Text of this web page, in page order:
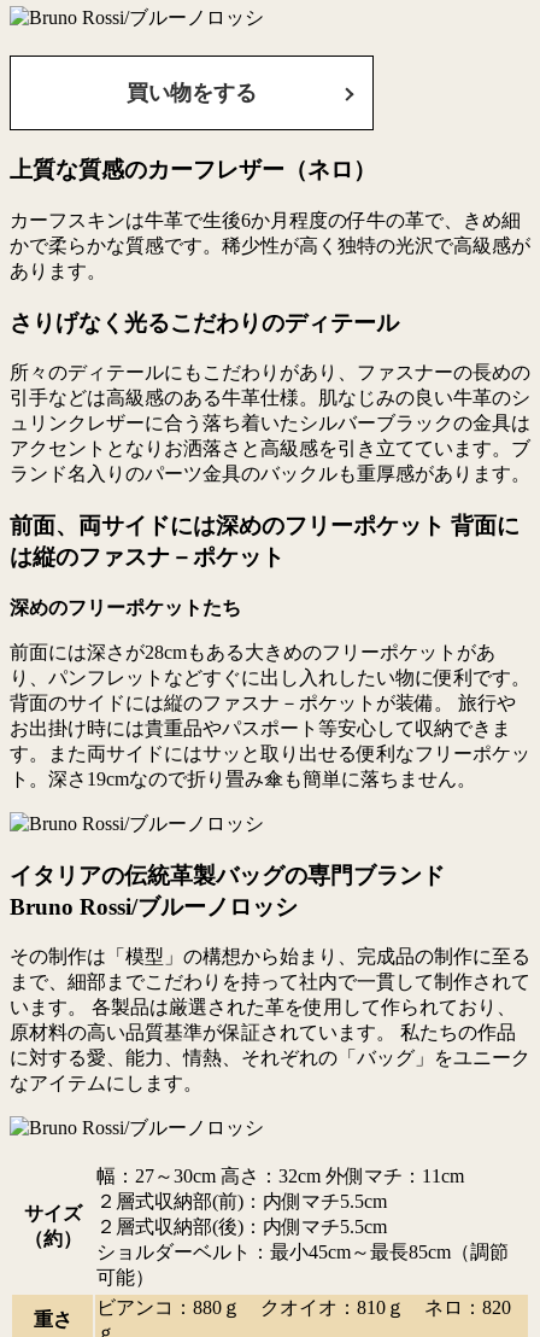
買い物をする
上質な質感のカーフレザー（ネロ）
カーフスキンは牛革で生後6か月程度の仔牛の革で、きめ細
かで柔らかな質感です。稀少性が高く独特の光沢で高級感が
あります。
さりげなく光るこだわりのディテール
所々のディテールにもこだわりがあり、ファスナーの長めの
引手などは高級感のある牛革仕様。肌なじみの良い牛革のシ
ュリンクレザーに合う落ち着いたシルバーブラックの金具は
アクセントとなりお洒落さと高級感を引き立てています。ブ
ランド名入りのパーツ金具のバックルも重厚感があります。
前面、両サイドには深めのフリーポケット 背面に
は縦のファスナ－ポケット
深めのフリーポケットたち
前面には深さが28cmもある大きめのフリーポケットがあ
り、パンフレットなどすぐに出し入れしたい物に便利です。
背面のサイドには縦のファスナ－ポケットが装備。 旅行や
お出掛け時には貴重品やパスポート等安心して収納できま
す。また両サイドにはサッと取り出せる便利なフリーポケッ
ト。深さ19cmなので折り畳み傘も簡単に落ちません。
イタリアの伝統革製バッグの専門ブランド
Bruno Rossi/ブルーノロッシ
その制作は「模型」の構想から始まり、完成品の制作に至る
まで、細部までこだわりを持って社内で一貫して制作されて
います。 各製品は厳選された革を使用して作られており、
原材料の高い品質基準が保証されています。 私たちの作品
に対する愛、能力、情熱、それぞれの「バッグ」をユニーク
なアイテムにします。
サイズ
（約）
幅：27～30cm 高さ：32cm 外側マチ：11cm
２層式収納部(前)：内側マチ5.5cm
２層式収納部(後)：内側マチ5.5cm
ショルダーベルト：最小45cm～最長85cm（調節
可能）
重さ
ビアンコ：880ｇ クオイオ：810ｇ ネロ：820